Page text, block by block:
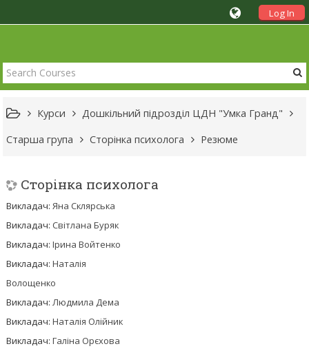
Log In
Курси
Дошкільний підрозділ ЦДН "Умка Гранд"
Старша група
Сторінка психолога Резюме
Сторінка психолога
Викладач:Яна Cклярська
Викладач: Світлана Буряк
Викладач:Ірина Войтенко
Викладач:Наталія
Волощенко
Викладач:Людмила Дема
Викладач:Наталія Олійник
Викладач:Галіна Орєхова